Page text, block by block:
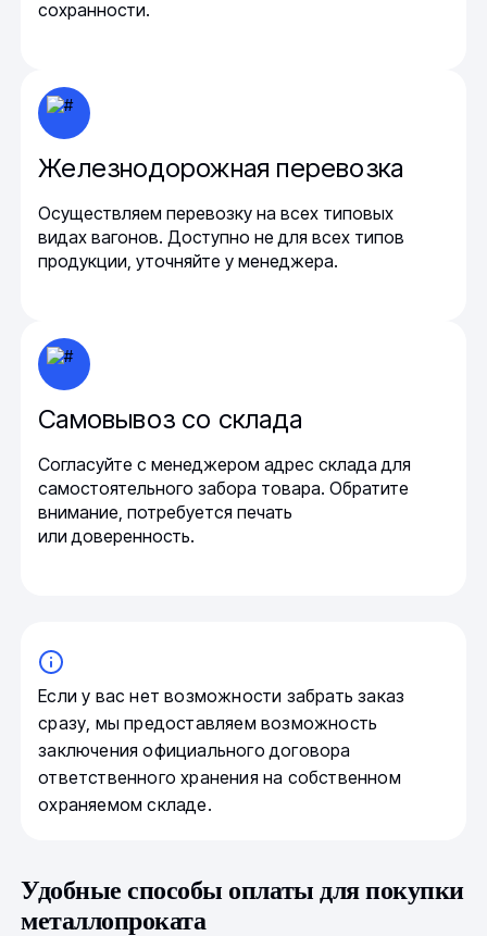
сохранности.
Железнодорожная перевозка
Осуществляем перевозку на всех типовых
видах вагонов. Доступно не для всех типов
продукции, уточняйте у менеджера.
Самовывоз со склада
Согласуйте с менеджером адрес склада для
самостоятельного забора товара. Обратите
внимание, потребуется печать
или доверенность.
Если у вас нет возможности забрать заказ
сразу, мы предоставляем возможность
заключения официального договора
ответственного хранения на собственном
охраняемом складе.
Удобные способы оплаты для покупки
металлопроката